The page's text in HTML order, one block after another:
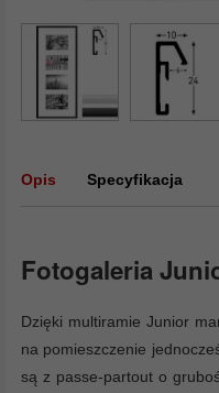
Opis Specyfikacja
Fotogaleria
Dzięki multiramie Junior
na pomieszczenie
są z passe-partout o